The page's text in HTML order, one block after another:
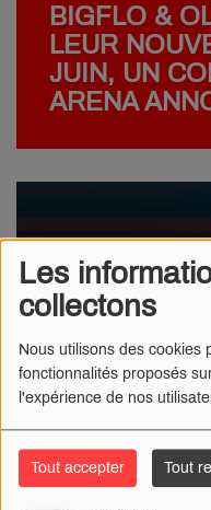
Les
collectons
Nous utilisons des cookies
fonctionnalités proposés
l'expérience de nos
Tout accepter Tout
BIGFLO &
LEUR
JUIN, UN
ARENA